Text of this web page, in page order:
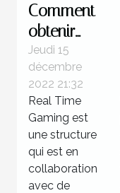
Comment
obtenir
des
jackpots
sur Real
Time
Gaming ?
Jeudi 15
décembre
2022 21:32
Real Time
Gaming est
une structure
qui est en
collaboration
avec de